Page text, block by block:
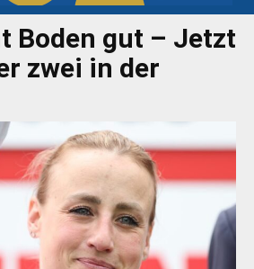
Boden gut – Jetzt
zwei in der